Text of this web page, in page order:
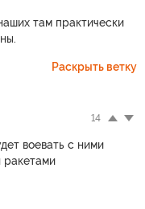
там практически
Раскрыть ветку
14
воевать с ними